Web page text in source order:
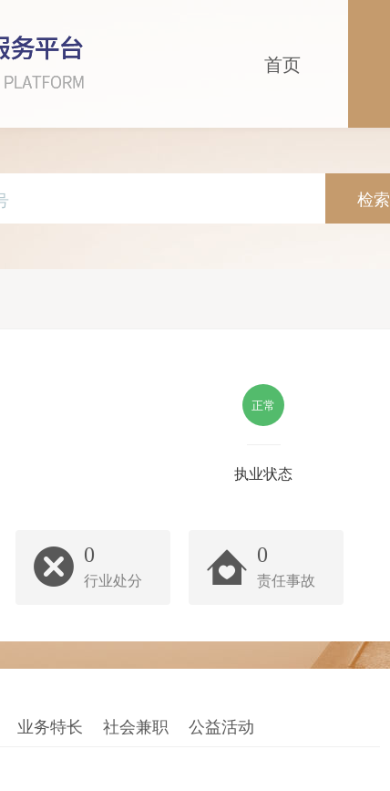
首页
检索
正常
执业状态
0
行业处分
0
责任事故
业务特长 社会兼职 公益活动